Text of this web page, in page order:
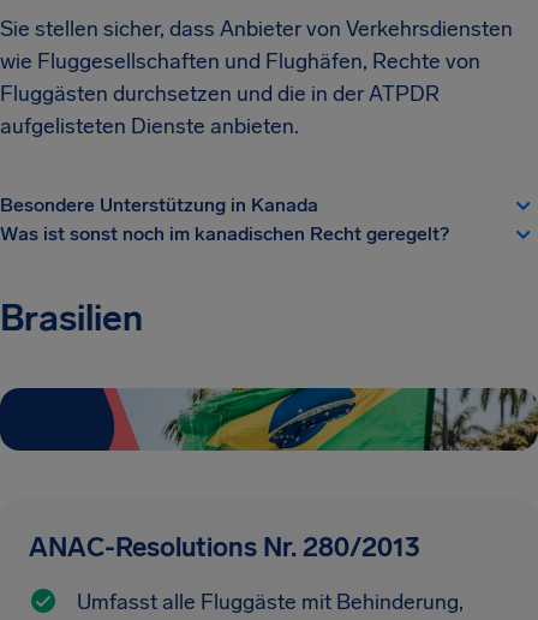
Sie stellen sicher, dass Anbieter von Verkehrsdiensten
wie Fluggesellschaften und Flughäfen, Rechte von
Fluggästen durchsetzen und die in der ATPDR
aufgelisteten Dienste anbieten.
Besondere Unterstützung in Kanada
Was ist sonst noch im kanadischen Recht geregelt?
Brasilien
ANAC-Resolutions Nr. 280/2013
Umfasst alle Fluggäste mit Behinderung,